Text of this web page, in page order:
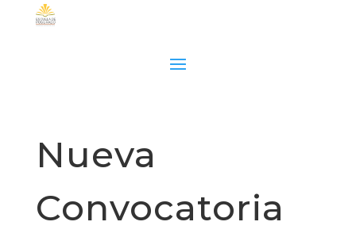
Nueva
Convocatoria